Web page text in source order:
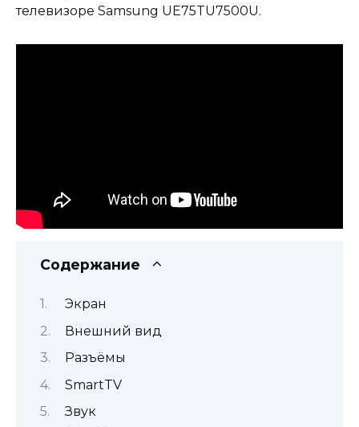
телевизоре Samsung UE75TU7500U.
Содержание
Экран
Внешний вид
Разъёмы
SmartTV
Звук